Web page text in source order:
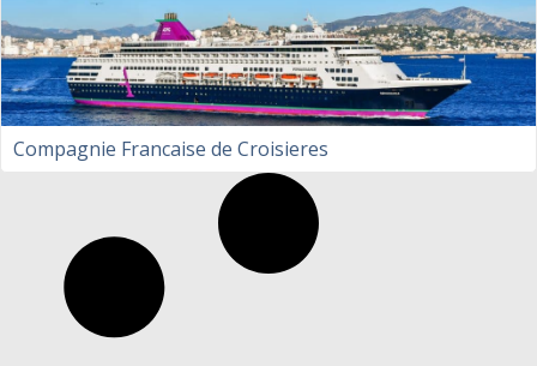
Compagnie Francaise de Croisieres